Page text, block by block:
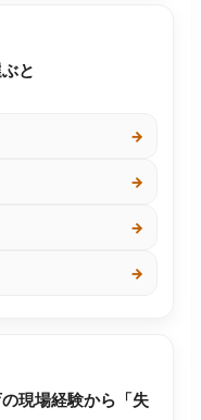
と
→
→
→
→
現場経験から「失